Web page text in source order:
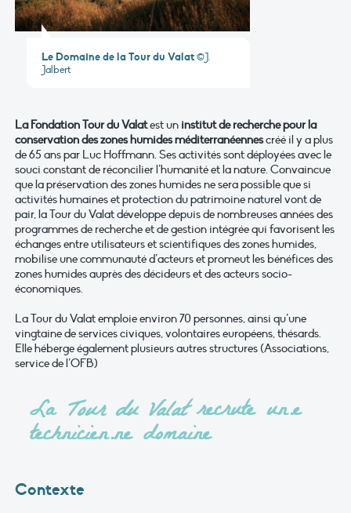
Le Domaine de la Tour du Valat©J.
Jalbert
La Fondation Tour du Valatest un institut de recherche pour la
conservation des zones humides méditerranéennescréé il y a plus
de 65 ans par Luc Hoffmann. Ses activités sont déployées avec le
souci constant de réconcilier l’humanité et la nature. Convaincue
que la préservation des zones humides ne sera possible que si
activités humaines et protection du patrimoine naturel vont de
pair, la Tour du Valat développe depuis de nombreuses années des
programmes de recherche et de gestion intégrée qui favorisent les
échanges entre utilisateurs et scientifiques des zones humides,
mobilise une communauté d’acteurs et promeut les bénéfices des
zones humides auprès des décideurs et des acteurs socio-
économiques.
La Tour du Valat emploie environ 70 personnes, ainsi qu’une
vingtaine de services civiques, volontaires européens, thésards.
Elle héberge également plusieurs autres structures (Associations,
service de l’OFB)
LaTour du Valatrecrute un.e
technicien.ne domaine
Contexte